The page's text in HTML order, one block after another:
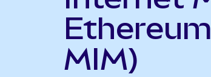
MIM)